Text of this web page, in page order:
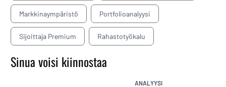
Markkinaympäristö Portfolioanalyysi
Sijoittaja Premium Rahastotyökalu
Sinua voisi kiinnostaa
ANALYYSI